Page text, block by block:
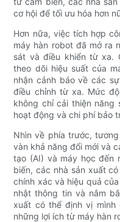
cơ hội để tối ưu hóa hơn
Hơn nữa, việc tích hợp
máy hàn robot đã mở ra
sát và điều khiển từ xa.
theo dõi hiệu suất của
nhận cảnh báo về các
điều chỉnh từ xa. Mức
không chỉ cải thiện năng
hoạt động và chi phí bảo
Nhìn về phía trước,
vàn khả năng đổi mới và
tạo (AI) và máy học đến
biến, các nhà sản xuất
chính xác và hiệu quả
nhật thông tin và nắm
xuất có thể định vị
những lợi ích từ máy hàn